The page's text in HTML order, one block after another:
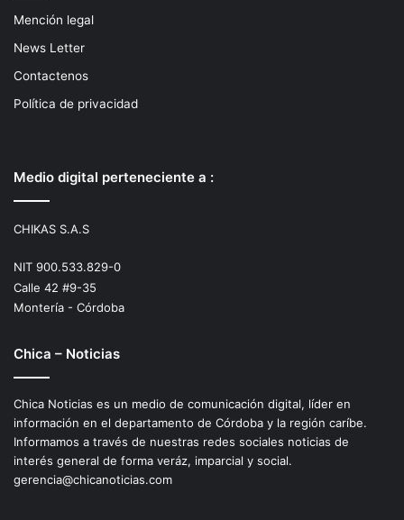
Mención legal
News Letter
Contactenos
Política de privacidad
Medio digital perteneciente a :
CHIKAS S.A.S
NIT 900.533.829-0
Calle 42 #9-35
Montería - Córdoba
Chica – Noticias
Chica Noticias es un medio de comunicación digital, líder en
información en el departamento de Córdoba y la región caríbe.
Informamos a través de nuestras redes sociales noticias de
interés general de forma veráz, imparcial y social.
gerencia@chicanoticias.com